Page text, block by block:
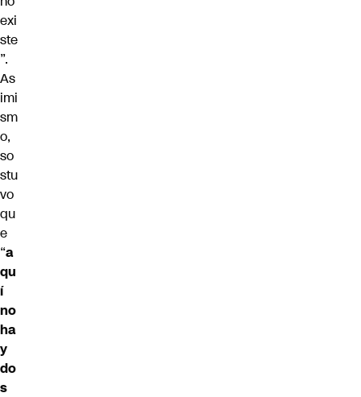
exi
ste
”.
As
imi
sm
o,
so
stu
vo
qu
e
“a
qu
í
no
ha
y
do
s